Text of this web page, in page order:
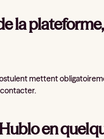
la
mettent
en